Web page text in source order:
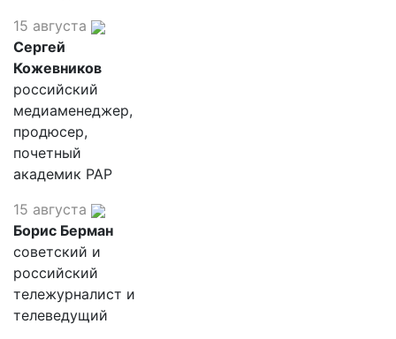
15 августа
Сергей
Кожевников
российский
медиаменеджер,
продюсер,
почетный
академик РАР
15 августа
Борис Берман
советский и
российский
тележурналист и
телеведущий